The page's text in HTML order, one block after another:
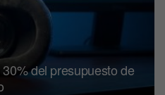
del presupuesto de